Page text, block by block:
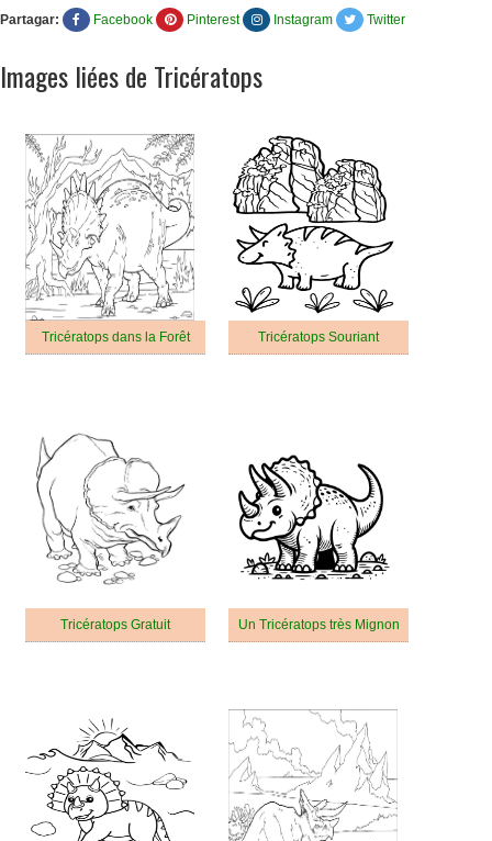
Partagar: Facebook Pinterest Instagram Twitter
Images liées de Tricératops
Tricératops dans la Forêt Tricératops Souriant
Tricératops Gratuit Un Tricératops très Mignon